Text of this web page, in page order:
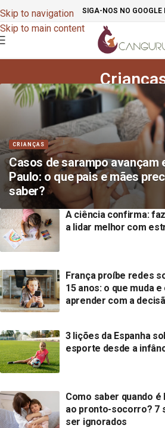
Skip to navigation
Skip to main content
SIGA-NOS NO GOOGLE
CRIANÇAS
Casos de sarampo avançam
Paulo: o que pais e mães
saber?
A ciência confirma:
a lidar melhor com
França proíbe redes
15 anos: o que muda
aprender com a
3 lições da Espanha
esporte desde a
Como saber quando
ao pronto-socorro? 7
ser ignorados